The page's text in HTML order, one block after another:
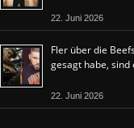
22. Juni 2026
Fler über die
gesagt habe, sind
22. Juni 2026